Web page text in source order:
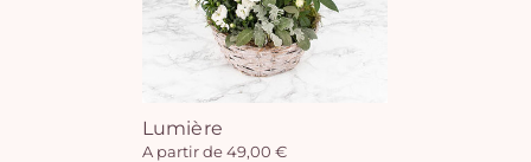
Lumière
A partir de 49,00 €